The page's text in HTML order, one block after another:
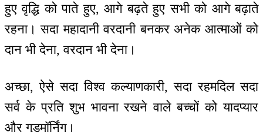
हुए वृद्धि को पाते हुए, आगे बढ़ते हुए सभी को आगे बढ़ाते
रहना। सदा महादानी वरदानी बनकर अनेक आत्माओं को
दान भी देना, वरदान भी देना।
अच्छा, ऐसे सदा विश्व कल्याणकारी, सदा रहमदिल सदा
सर्व के प्रति शुभ भावना रखने वाले बच्चों को यादप्यार
और गुडमॉर्निंग।